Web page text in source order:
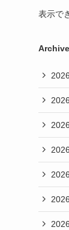
表示で